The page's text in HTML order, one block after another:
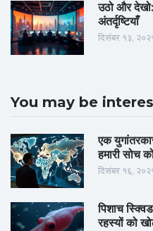
उठो और
अंतर्दृष्टियाँ
दिसंबर १३,
You may be
एक
हमारी सोच
दिसंबर १६,
पिशाच
रहस्यों को